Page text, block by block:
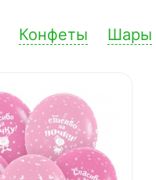
Конфеты Шары